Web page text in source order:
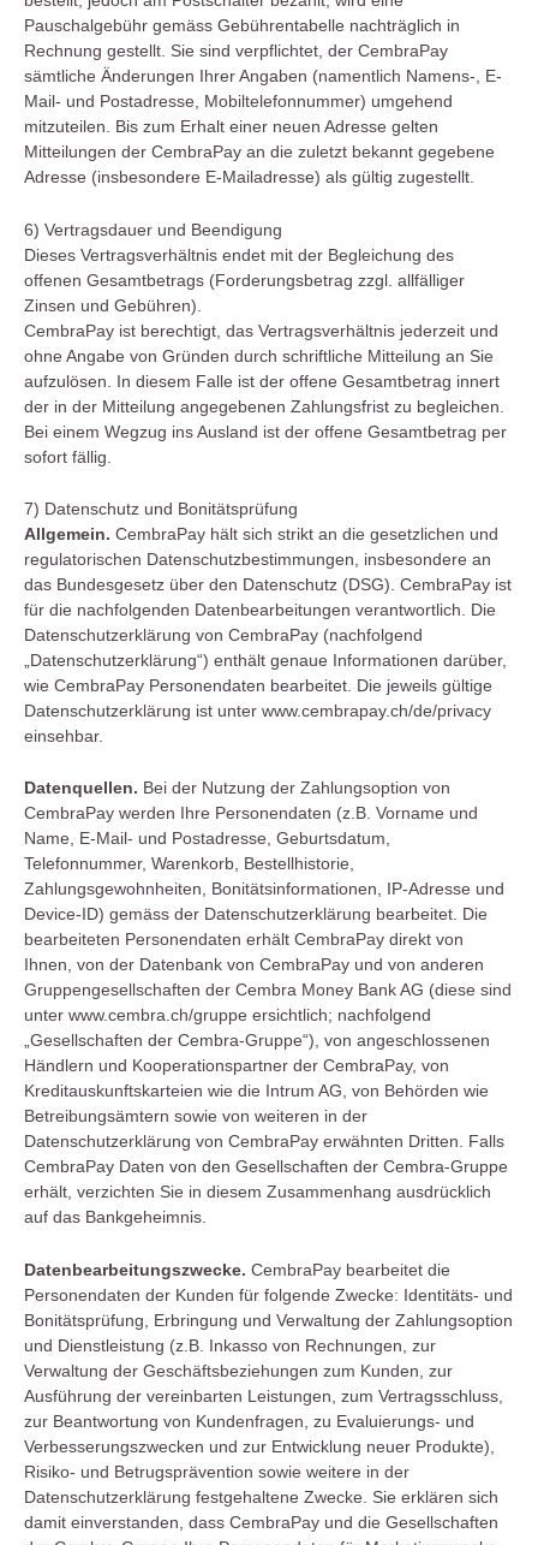
Pauschalgebühr gemäss Gebührentabelle nachträglich in
Rechnung gestellt. Sie sind verpflichtet, der CembraPay
sämtliche Änderungen Ihrer Angaben (namentlich Namens-, E-
Mail- und Postadresse, Mobiltelefonnummer) umgehend
mitzuteilen. Bis zum Erhalt einer neuen Adresse gelten
Mitteilungen der CembraPay an die zuletzt bekannt gegebene
Adresse (insbesondere E-Mailadresse) als gültig zugestellt.
6) Vertragsdauer und Beendigung
Dieses Vertragsverhältnis endet mit der Begleichung des
offenen Gesamtbetrags (Forderungsbetrag zzgl. allfälliger
Zinsen und Gebühren).
CembraPay ist berechtigt, das Vertragsverhältnis jederzeit und
ohne Angabe von Gründen durch schriftliche Mitteilung an Sie
aufzulösen. In diesem Falle ist der offene Gesamtbetrag innert
der in der Mitteilung angegebenen Zahlungsfrist zu begleichen.
Bei einem Wegzug ins Ausland ist der offene Gesamtbetrag per
sofort fällig.
7) Datenschutz und Bonitätsprüfung
Allgemein. CembraPay hält sich strikt an die gesetzlichen und
regulatorischen Datenschutzbestimmungen, insbesondere an
das Bundesgesetz über den Datenschutz (DSG). CembraPay ist
für die nachfolgenden Datenbearbeitungen verantwortlich. Die
Datenschutzerklärung von CembraPay (nachfolgend
„Datenschutzerklärung“) enthält genaue Informationen darüber,
wie CembraPay Personendaten bearbeitet. Die jeweils gültige
Datenschutzerklärung ist unter www.cembrapay.ch/de/privacy
einsehbar.
Datenquellen. Bei der Nutzung der Zahlungsoption von
CembraPay werden Ihre Personendaten (z.B. Vorname und
Name, E-Mail- und Postadresse, Geburtsdatum,
Telefonnummer, Warenkorb, Bestellhistorie,
Zahlungsgewohnheiten, Bonitätsinformationen, IP-Adresse und
Device-ID) gemäss der Datenschutzerklärung bearbeitet. Die
bearbeiteten Personendaten erhält CembraPay direkt von
Ihnen, von der Datenbank von CembraPay und von anderen
Gruppengesellschaften der Cembra Money Bank AG (diese sind
unter www.cembra.ch/gruppe ersichtlich; nachfolgend
„Gesellschaften der Cembra-Gruppe“), von angeschlossenen
Händlern und Kooperationspartner der CembraPay, von
Kreditauskunftskarteien wie die Intrum AG, von Behörden wie
Betreibungsämtern sowie von weiteren in der
Datenschutzerklärung von CembraPay erwähnten Dritten. Falls
CembraPay Daten von den Gesellschaften der Cembra-Gruppe
erhält, verzichten Sie in diesem Zusammenhang ausdrücklich
auf das Bankgeheimnis.
Datenbearbeitungszwecke. CembraPay bearbeitet die
Personendaten der Kunden für folgende Zwecke: Identitäts- und
Bonitätsprüfung, Erbringung und Verwaltung der Zahlungsoption
und Dienstleistung (z.B. Inkasso von Rechnungen, zur
Verwaltung der Geschäftsbeziehungen zum Kunden, zur
Ausführung der vereinbarten Leistungen, zum Vertragsschluss,
zur Beantwortung von Kundenfragen, zu Evaluierungs- und
Verbesserungszwecken und zur Entwicklung neuer Produkte),
Risiko- und Betrugsprävention sowie weitere in der
Datenschutzerklärung festgehaltene Zwecke. Sie erklären sich
damit einverstanden, dass CembraPay und die Gesellschaften